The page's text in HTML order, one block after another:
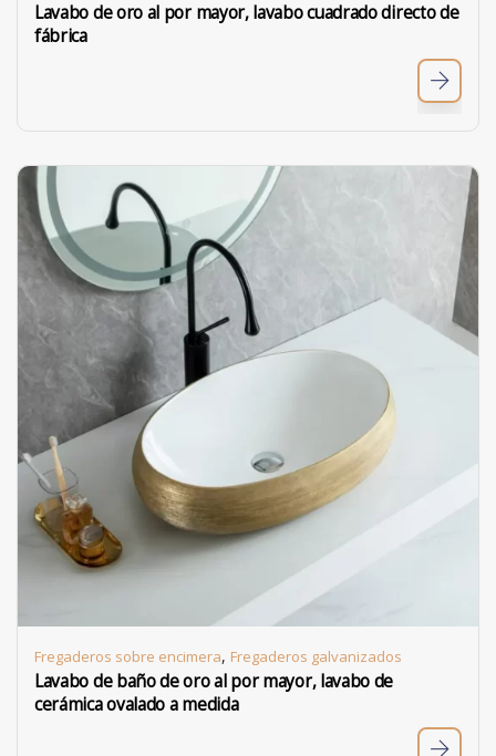
Lavabo de oro al por mayor, lavabo cuadrado directo de
fábrica
Fregaderos sobre encimera, Fregaderos galvanizados
Lavabo de baño de oro al por mayor, lavabo de
cerámica ovalado a medida